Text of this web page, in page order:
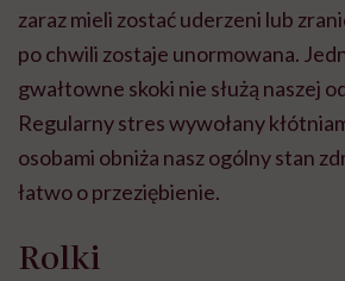
zaraz mieli zostać uderzeni lub
po chwili zostaje unormowana.
gwałtowne skoki nie służą naszej
Regularny stres wywołany
osobami obniża nasz ogólny stan
łatwo o przeziębienie.
Rolki